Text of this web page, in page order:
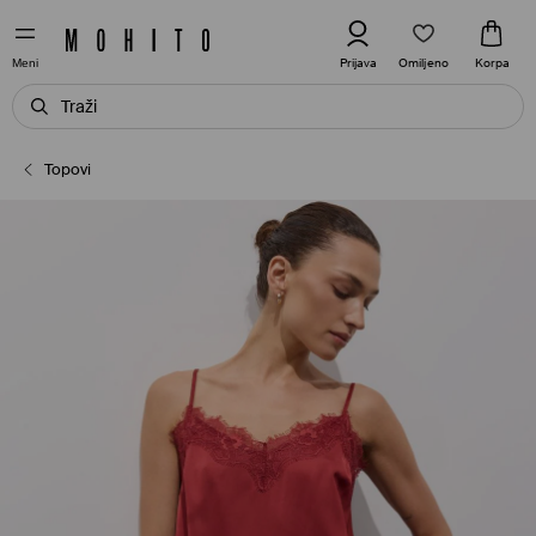
Meni Prijava Omiljeno Korpa
Topovi